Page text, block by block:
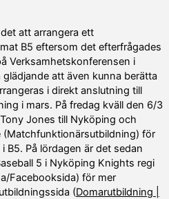
att arrangera ett
B5 eftersom det efterfrågades
Verksamhetskonferensen i
att även kunna berätta
i direkt anslutning till
i mars. På fredag kväll den 6/3
Jones till Nyköping och
för
B5. På lördagen är det sedan
5 i Nyköping Knights regi
Facebooksida) för mer
(Domarutbildning |